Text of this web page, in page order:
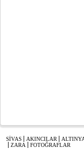
SİVAS AKINCILAR
ZARA
FOTOĞRAFLAR